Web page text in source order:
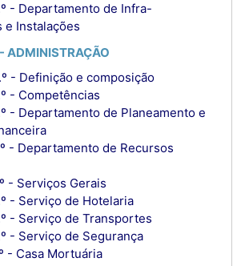
- Departamento de Infra-
e Instalações
ADMINISTRAÇÃO
- Definição e composição
- Competências
- Departamento de Planeamento e
- Departamento de Recursos
- Serviços Gerais
- Serviço de Hotelaria
- Serviço de Transportes
- Serviço de Segurança
- Casa Mortuária